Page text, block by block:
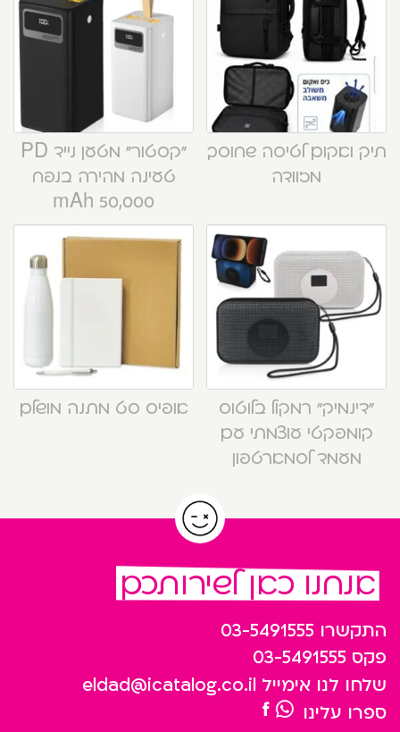
תיק ואקום לטיסה שחוסך
מזוודה
“קסטור” מטען נייד PD
טעינה מהירה בנפח
50,000 mAh
“דינמיק” רמקול בלוטוס
קומפקטי עוצמתי עם
מעמד לסמארטפון
אופיס סט מתנה מושלם
אנחנו כאן לשירותכם
התקשרו 03-5491555
פקס 03-5491555
שלחו לנו אימייל eldad@icatalog.co.il
ספרו עלינו